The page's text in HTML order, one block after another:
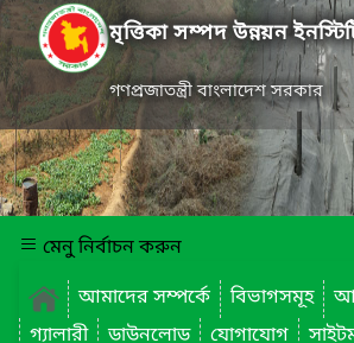
মৃত্তিকা সম্পদ উন্নয়ন
গণপ্রজাতন্ত্রী বাংলাদেশ সরকার
মেনু নির্বাচন করুন
আমাদের সম্পর্কে
বিভাগসমূহ
গ্যালারী
ডাউনলোড যোগাযোগ